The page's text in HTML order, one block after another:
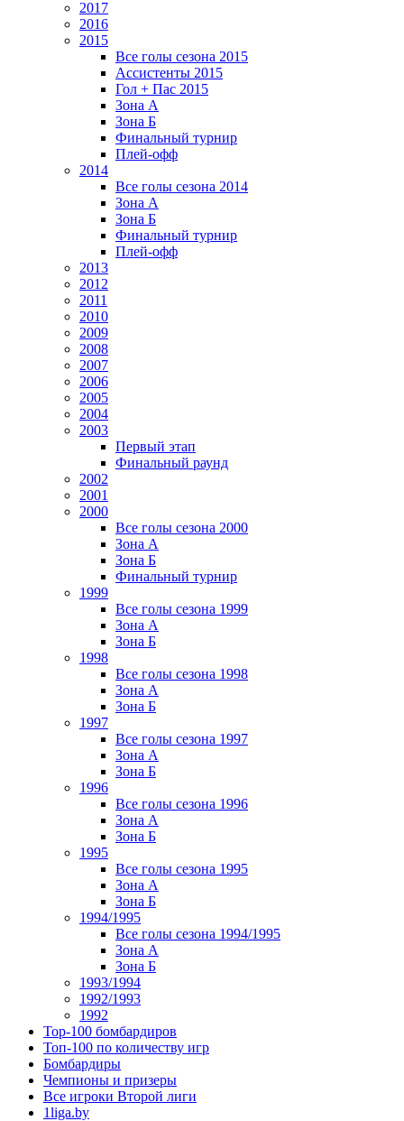
2017
2016
2015
Все голы сезона 2015
Ассистенты 2015
Гол + Пас 2015
Зона А
Зона Б
Финальный турнир
Плей-офф
2014
Все голы сезона 2014
Зона А
Зона Б
Финальный турнир
Плей-офф
2013
2012
2011
2010
2009
2008
2007
2006
2005
2004
2003
Первый этап
Финальный раунд
2002
2001
2000
Все голы сезона 2000
Зона А
Зона Б
Финальный турнир
1999
Все голы сезона 1999
Зона А
Зона Б
1998
Все голы сезона 1998
Зона А
Зона Б
1997
Все голы сезона 1997
Зона А
Зона Б
1996
Все голы сезона 1996
Зона А
Зона Б
1995
Все голы сезона 1995
Зона А
Зона Б
1994/1995
Все голы сезона 1994/1995
Зона А
Зона Б
1993/1994
1992/1993
1992
Top-100 бомбардиров
Топ-100 по количеству игр
Бомбардиры
Чемпионы и призеры
Все игроки Второй лиги
1liga.by